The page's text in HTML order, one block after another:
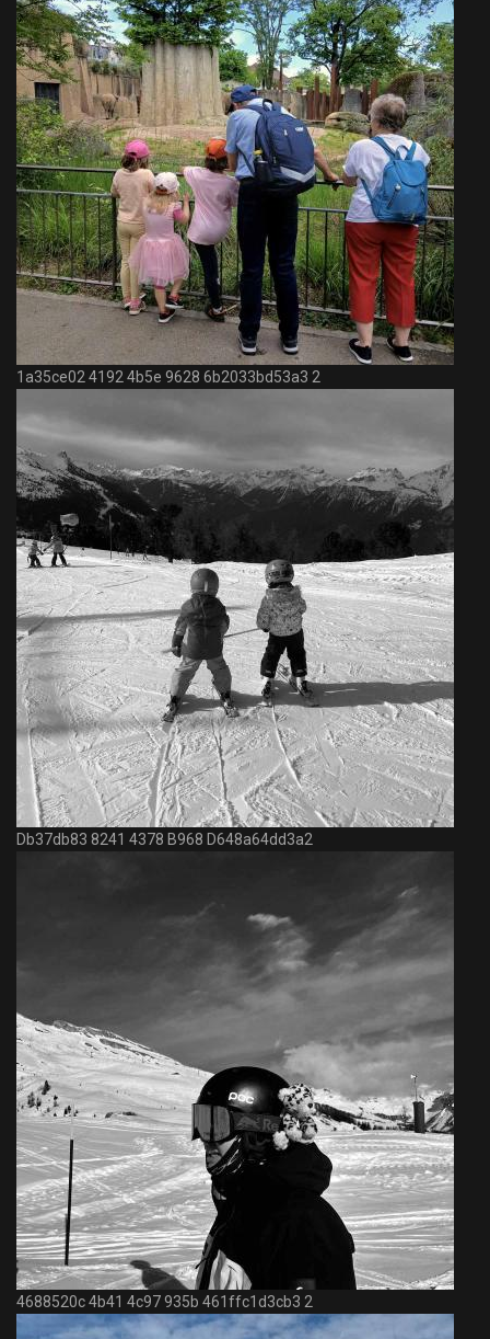
1a35ce02 4192 4b5e 9628 6b2033bd53a3 2
Db37db83 8241 4378 B968 D648a64dd3a2
4688520c 4b41 4c97 935b 461ffc1d3cb3 2